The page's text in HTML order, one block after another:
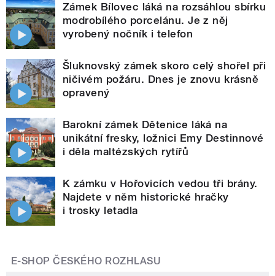
Zámek Bílovec láká na rozsáhlou sbírku
modrobílého porcelánu. Je z něj
vyrobený nočník i telefon
Šluknovský zámek skoro celý shořel při
ničivém požáru. Dnes je znovu krásně
opravený
Barokní zámek Dětenice láká na
unikátní fresky, ložnici Emy Destinnové
i děla maltézských rytířů
K zámku v Hořovicích vedou tři brány.
Najdete v něm historické hračky
i trosky letadla
E-SHOP ČESKÉHO ROZHLASU